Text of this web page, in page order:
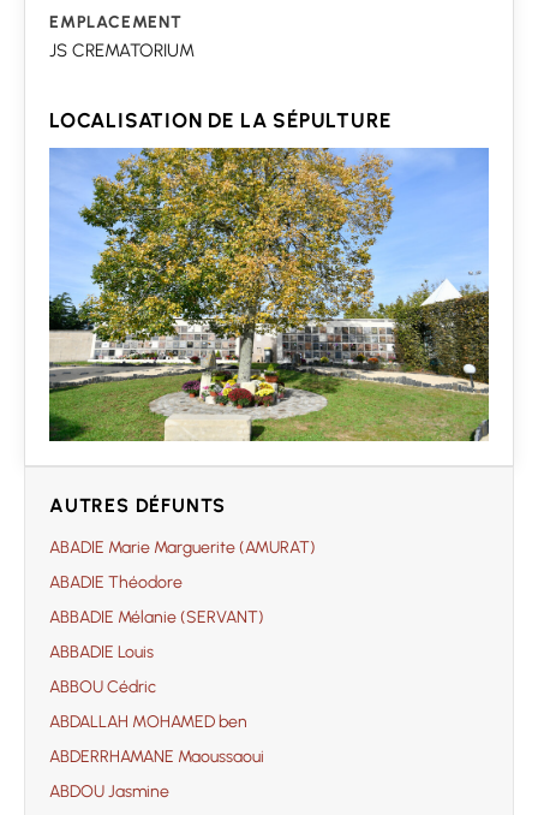
EMPLACEMENT
JS CREMATORIUM
LOCALISATION DE LA SÉPULTURE
AUTRES DÉFUNTS
ABADIE Marie Marguerite (AMURAT)
ABADIE Théodore
ABBADIE Mélanie (SERVANT)
ABBADIE Louis
ABBOU Cédric
ABDALLAH MOHAMED ben
ABDERRHAMANE Maoussaoui
ABDOU Jasmine